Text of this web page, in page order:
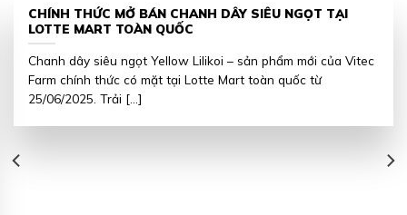
CHÍNH THỨC MỞ BÁN CHANH DÂY SIÊU NGỌT TẠI
LOTTE MART TOÀN QUỐC
Chanh dây siêu ngọt Yellow Lilikoi – sản phẩm mới của Vitec
Farm chính thức có mặt tại Lotte Mart toàn quốc từ
25/06/2025. Trải [...]